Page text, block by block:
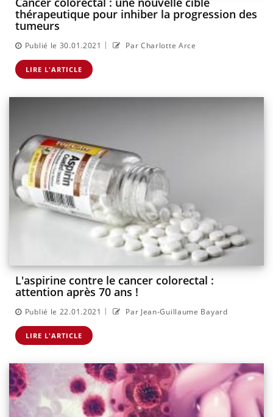
thérapeutique pour inhiber la progression des
tumeurs
Publié le 30.01.2021 | Par Charlotte Arce
LIRE L'ARTICLE
L'aspirine contre le cancer colorectal :
attention après 70 ans !
Publié le 22.01.2021 | Par Jean-Guillaume Bayard
LIRE L'ARTICLE